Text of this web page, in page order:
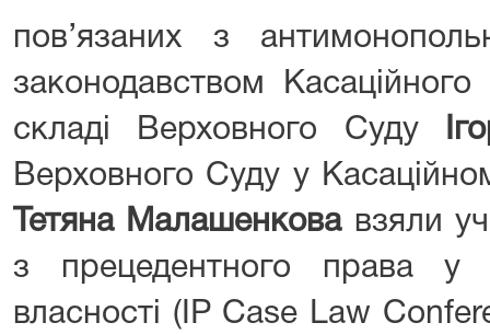
пов’язаних з
законодавством
складі Верховного Суду
Верховного Суду у
Тетяна Малашенковавзяли
з прецедентного права у
власності (IP Case Law